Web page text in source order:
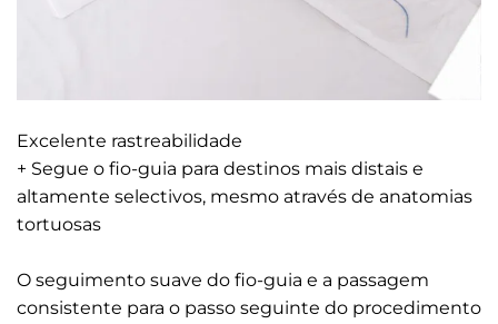
Excelente rastreabilidade
+ Segue o fio-guia para destinos mais distais e
altamente selectivos, mesmo através de anatomias
tortuosas
O seguimento suave do fio-guia e a passagem
consistente para o passo seguinte do procedimento